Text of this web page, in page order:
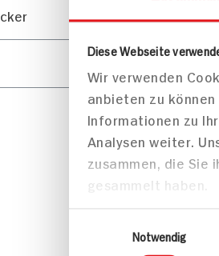
Diese Webseite
Wir verwenden
anbieten zu
Informationen zu
Analysen weiter.
zusammen, die Sie
gesammelt haben.
Notwendig